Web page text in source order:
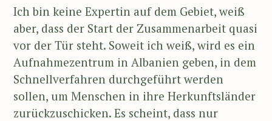
Ich bin keine Expertin auf dem Gebiet, weiß
aber, dass der Start der Zusammenarbeit quasi
vor der Tür steht. Soweit ich weiß, wird es ein
Aufnahmezentrum in Albanien geben, in dem
Schnellverfahren durchgeführt werden
sollen, um Menschen in ihre Herkunftsländer
zurückzuschicken. Es scheint, dass nur